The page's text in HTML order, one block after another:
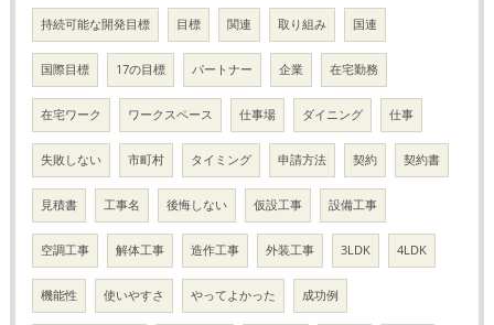
持続可能な開発目標 目標 関連 取り組み 国連
国際目標 17の目標 パートナー 企業 在宅勤務
在宅ワーク ワークスペース 仕事場 ダイニング 仕事
失敗しない 市町村 タイミング 申請方法 契約 契約書
見積書 工事名 後悔しない 仮設工事 設備工事
空調工事 解体工事 造作工事 外装工事 3LDK 4LDK
機能性 使いやすさ やってよかった 成功例